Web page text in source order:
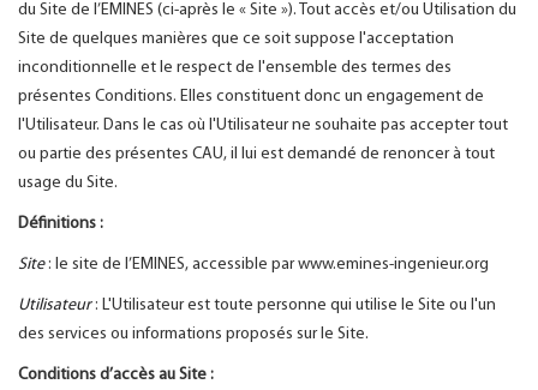
du Site de l’EMINES (ci-après le « Site »). Tout accès et/ou Utilisation du
Site de quelques manières que ce soit suppose l'acceptation
inconditionnelle et le respect de l'ensemble des termes des
présentes Conditions. Elles constituent donc un engagement de
l'Utilisateur. Dans le cas où l'Utilisateur ne souhaite pas accepter tout
ou partie des présentes CAU, il lui est demandé de renoncer à tout
usage du Site.
Définitions :
Site: le site de l’EMINES, accessible par www.emines-ingenieur.org
Utilisateur: L'Utilisateur est toute personne qui utilise le Site ou l'un
des services ou informations proposés sur le Site.
Conditions d’accès au Site :